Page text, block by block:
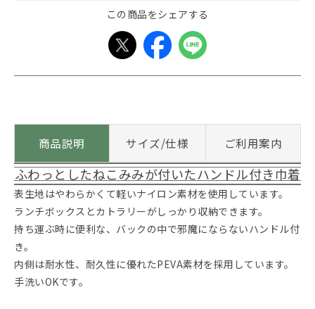
この商品をシェアする
商品説明 サイズ/仕様 ご利用案内
ふわっとしたねこみみが付いたハンドル付き巾着
表生地はやわらかくて軽いナイロン素材を使用しています。
ランチボックスとカトラリーがしっかり収納できます。
持ち運ぶ時に便利な、バックの中で邪魔にならないハンドル付
き。
内側は耐水性、耐久性に優れたPEVA素材を採用しています。
手洗いOKです。